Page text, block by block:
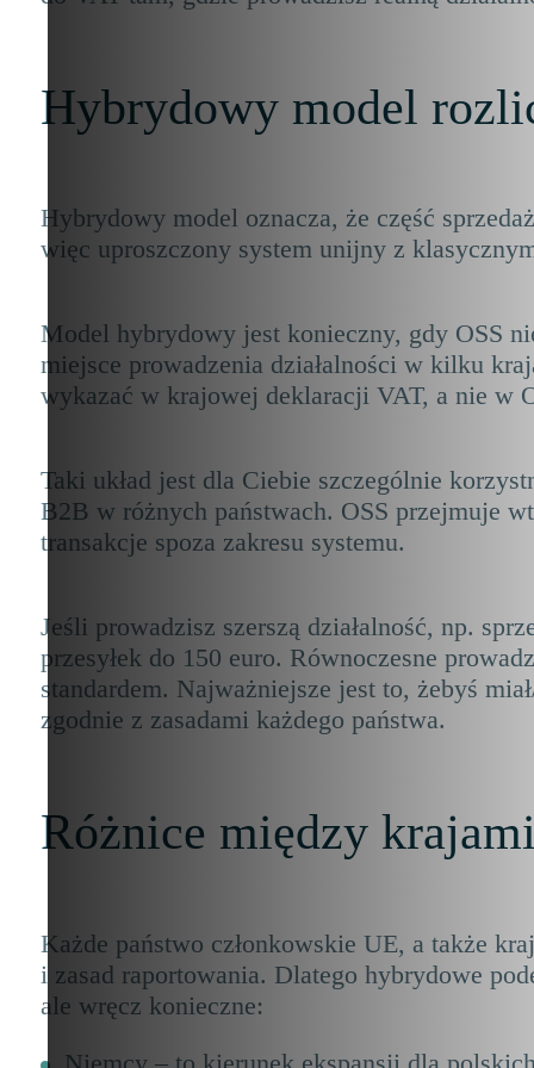
Hybrydowy model
Hybrydowy model oznacza, że część
więc uproszczony system unijny z
Model hybrydowy jest konieczny, gdy OSS
miejsce prowadzenia działalności w kilku
wykazać w krajowej deklaracji VAT, a nie w
Taki układ jest dla Ciebie szczególnie
B2B w różnych państwach. OSS przejmuje
transakcje spoza zakresu systemu.
Jeśli prowadzisz szerszą działalność, np.
przesyłek do 150 euro. Równoczesne
standardem. Najważniejsze jest to, żebyś
zgodnie z zasadami każdego państwa.
Różnice między
Każde państwo członkowskie UE, a także
i zasad raportowania. Dlatego hybrydowe
ale wręcz konieczne: